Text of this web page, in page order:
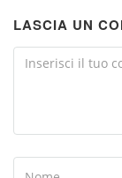
LASCIA UN
Comment